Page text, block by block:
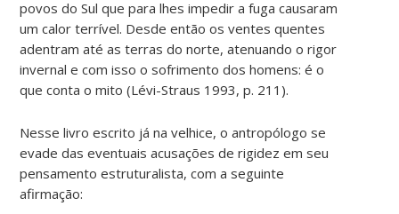
povos do Sul que para lhes impedir a fuga causaram
um calor terrível. Desde então os ventes quentes
adentram até as terras do norte, atenuando o rigor
invernal e com isso o sofrimento dos homens: é o
que conta o mito (Lévi-Straus 1993, p. 211).
Nesse livro escrito já na velhice, o antropólogo se
evade das eventuais acusações de rigidez em seu
pensamento estruturalista, com a seguinte
afirmação: